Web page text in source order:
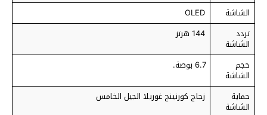
الشاشة
OLED
تردد
الشاشة
144 هرتز
حجم
الشاشة
6.7 بوصة.
حماية
الشاشة
زجاج كورنينج غوريلا الجيل الخامس